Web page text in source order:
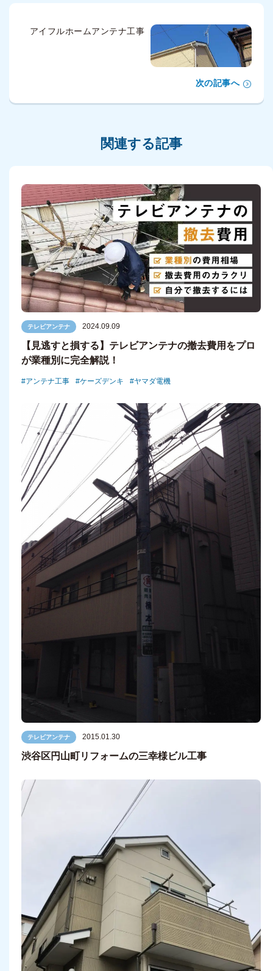
アイフルホームアンテナ工事
次の記事へ
関連する記事
テレビアンテナ 2024.09.09
【見逃すと損する】テレビアンテナの撤去費用をプロ
が業種別に完全解説！
アンテナ工事 ケーズデンキ ヤマダ電機
テレビアンテナ 2015.01.30
渋谷区円山町リフォームの三幸様ビル工事